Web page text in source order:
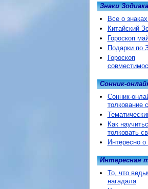
Знаки Зодиака
Все о
Китайский
Гороскоп
Подарки по
Гороскоп
Сонник-
Сонник-
толкование
Как
толковать
Интересно о
Интересная
То, что
нагадала